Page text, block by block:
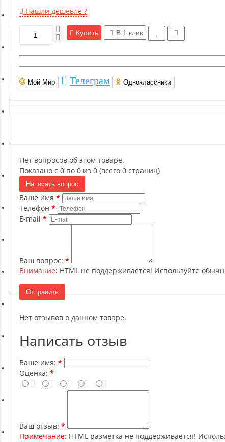
Функциональный тренинг
Йога и пилатес
Бокс и единоборства
Прочее оборудование (пьедесталы и скамьи для раздевалок)
Ремни, Пояса и Упряжи
Волейбол
Системы хранения
Футбол и гандбол
Новинки
Нашли дешевле ?
Купить В 1 клик
Мой Мир Телеграм Одноклассники
Нет вопросов об этом товаре.
Показано с 0 по 0 из 0 (всего 0 страниц)
Написать вопрос
Ваше имя
Телефон
E-mail
Ваш вопрос:
Внимание: HTML не поддерживается! Используйте
Отправить
Нет отзывов о данном товаре.
Написать отзыв
Ваше имя:
Оценка:
Ваш отзыв:
Примечание: HTML разметка не поддерживается!